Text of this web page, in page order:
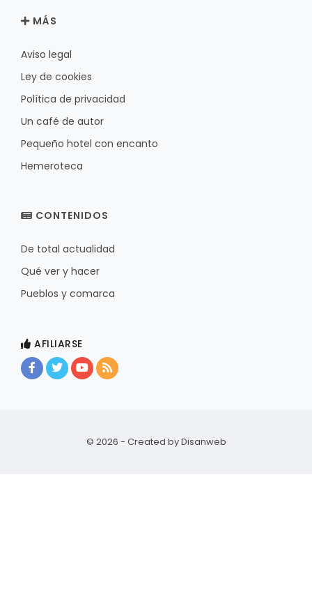
MÁS
Aviso legal
Ley de cookies
Política de privacidad
Un café de autor
Pequeño hotel con encanto
Hemeroteca
CONTENIDOS
De total actualidad
Qué ver y hacer
Pueblos y comarca
AFILIARSE
© 2026 - Created byDisanweb